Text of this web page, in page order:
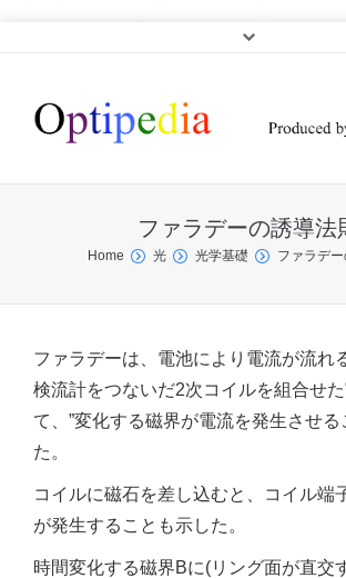
ピッ
光応
ン
サー
ファラデーの誘導法
You are here:
Home 光 光学基礎 ファラデ
ファラデーは、電池により電流が流れ
検流計をつないだ2次コイルを組合せ
て、”変化する磁界が電流を発生させる
た。
コイルに磁石を差し込むと、コイル端
が発生することも示した。
時間変化する磁界Bに(リング面が直交